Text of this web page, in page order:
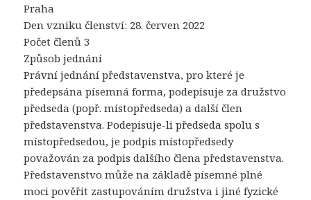
Praha
Den vzniku členství: 28. červen 2022
Počet členů 3
Způsob jednání
Právní jednání představenstva, pro které je
předepsána písemná forma, podepisuje za družstvo
předseda (popř. místopředseda) a další člen
představenstva. Podepisuje-li předseda spolu s
místopředsedou, je podpis místopředsedy
považován za podpis dalšího člena představenstva.
Představenstvo může na základě písemné plné
moci pověřit zastupováním družstva i jiné fyzické